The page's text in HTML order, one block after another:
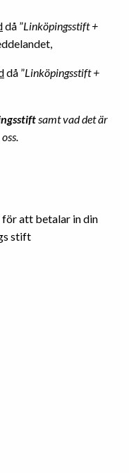
då ”Linköpingsstift +
då ”Linköpingsstift +
samt vad det är
att betalar in din
stift